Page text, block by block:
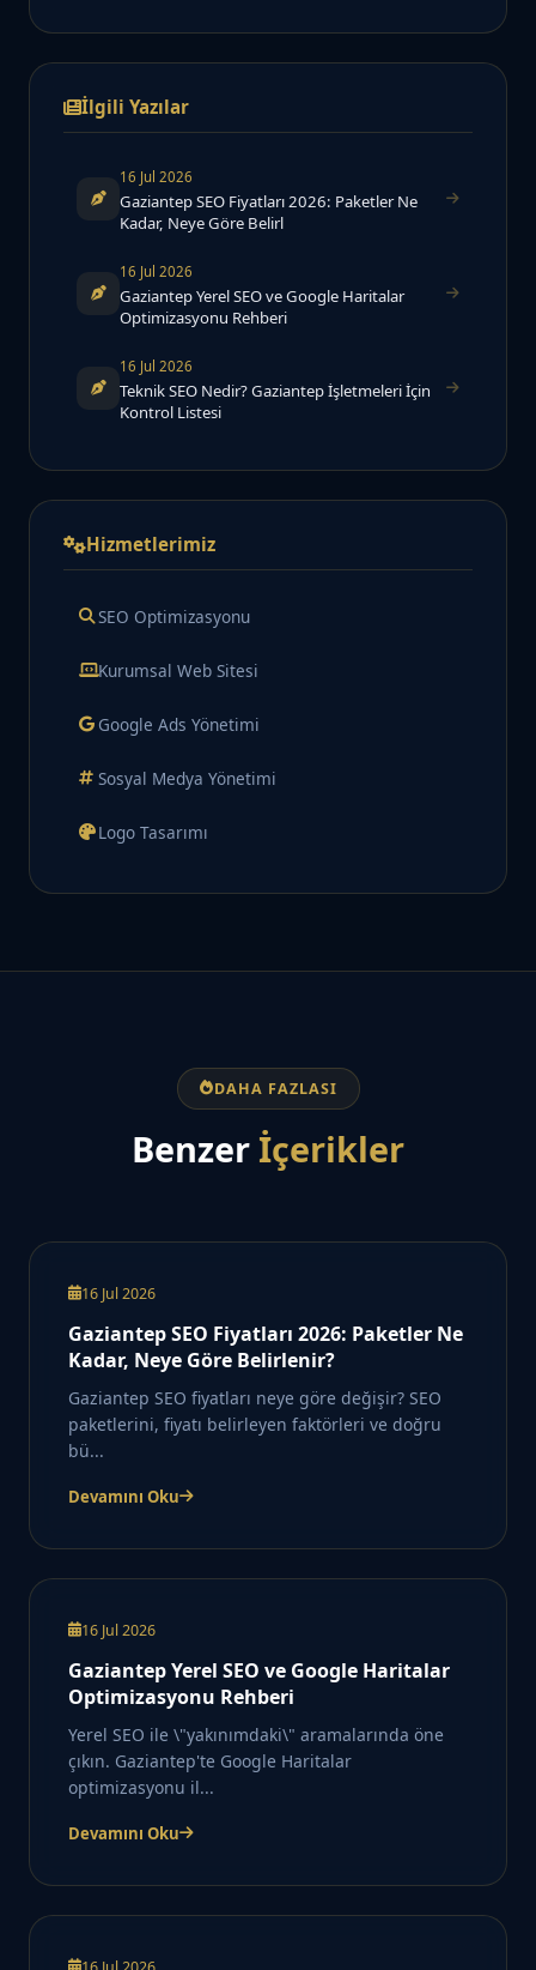
İlgili Yazılar
16 Jul 2026
Gaziantep SEO Fiyatları 2026: Paketler Ne
Kadar, Neye Göre Belirl
16 Jul 2026
Gaziantep Yerel SEO ve Google Haritalar
Optimizasyonu Rehberi
16 Jul 2026
Teknik SEO Nedir? Gaziantep İşletmeleri İçin
Kontrol Listesi
Hizmetlerimiz
SEO Optimizasyonu
Kurumsal Web Sitesi
Google Ads Yönetimi
Sosyal Medya Yönetimi
Logo Tasarımı
DAHA FAZLASI
Benzer İçerikler
16 Jul 2026
Gaziantep SEO Fiyatları 2026: Paketler Ne
Kadar, Neye Göre Belirlenir?
Gaziantep SEO fiyatları neye göre değişir? SEO
paketlerini, fiyatı belirleyen faktörleri ve doğru
bü...
Devamını Oku
16 Jul 2026
Gaziantep Yerel SEO ve Google Haritalar
Optimizasyonu Rehberi
Yerel SEO ile \"yakınımdaki\" aramalarında öne
çıkın. Gaziantep'te Google Haritalar
optimizasyonu il...
Devamını Oku